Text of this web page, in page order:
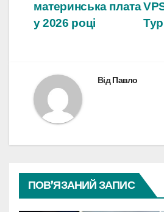
записів
материнська плата
у 2026 році
ВідПавло
ПОВ’ЯЗАНИЙ ЗАПИС